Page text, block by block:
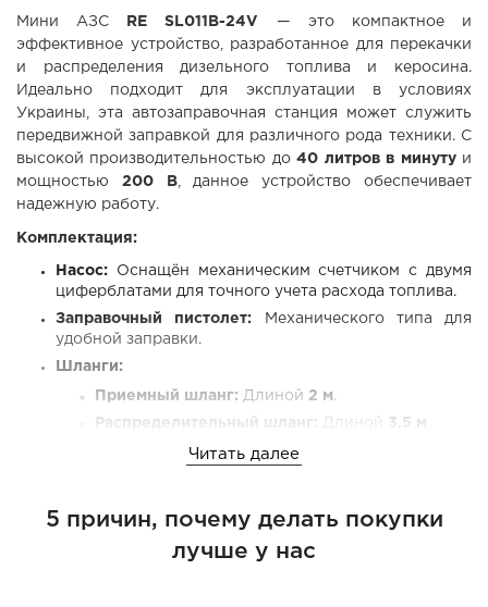
Мини АЗС RE SL011B-24V
— это компактное и
эффективное устройство, разработанное для перекачки
и распределения дизельного топлива и керосина.
Идеально подходит для эксплуатации в условиях
Украины, эта автозаправочная станция может служить
передвижной заправкой для различного рода техники. С
высокой производительностью до40 литров в минутуи
мощностью 200 В, данное устройство обеспечивает
надежную работу.
Комплектация:
Насос: Оснащён механическим счетчиком с двумя
циферблатами для точного учета расхода топлива.
Заправочный пистолет: Механического типа для
удобной заправки.
Шланги:
Приемный шланг: Длиной 2 м.
Распределительный шланг: Длиной 3,5 м
Фильтр грубой очистки:Защищает насос от
компоненты системы.
Соединительные компоненты:
Читать далее
5 причин, почему делать покупки
лучше у нас